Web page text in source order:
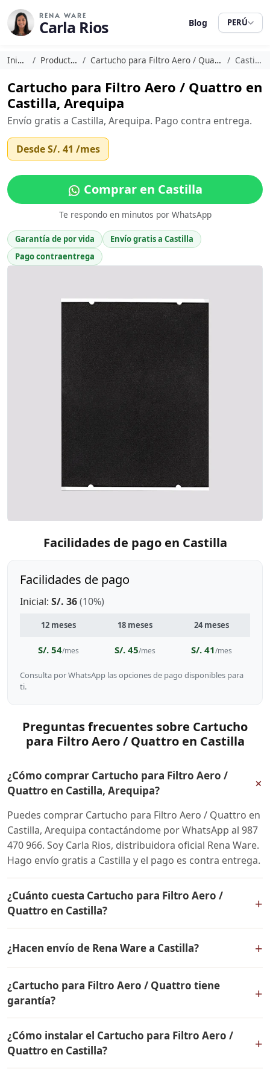
RENA WARE
Carla Rios Blog PERÚ
Inicio Productos Cartucho para Filtro Aero / Quattro Castilla
Cartucho para Filtro Aero / Quattro en
Castilla, Arequipa
Envío gratis a Castilla, Arequipa. Pago contra entrega.
DesdeS/. 41 /mes
Comprar en Castilla
Te respondo en minutos por WhatsApp
Garantía de por vida
Envío gratis a Castilla
Pago contraentrega
Facilidades de pago en Castilla
Facilidades de pago
Inicial: S/. 36(10%)
12 meses 18 meses 24 meses
S/. 54/mes S/. 45/mes S/. 41/mes
Consulta por WhatsApp las opciones de pago disponibles para
ti.
Preguntas frecuentes sobre Cartucho
para Filtro Aero / Quattro en Castilla
¿Cómo comprar Cartucho para Filtro Aero /
Quattro en Castilla, Arequipa?
+
Puedes comprar Cartucho para Filtro Aero / Quattro en
Castilla, Arequipa contactándome por WhatsApp al 987
470 966. Soy Carla Rios, distribuidora oficial Rena Ware.
Hago envío gratis a Castilla y el pago es contra entrega.
¿Cuánto cuesta Cartucho para Filtro Aero /
Quattro en Castilla?
+
mismo en todo el Perú. Contáctame por WhatsApp para
conocer el precio actual, promociones disponibles y
facilidades de pago en cuotas desde el 10% de inicial.
¿Hacen envío de Rena Ware a Castilla? +
Quattro a Castilla, Arequipa y a todo el Perú. El pago es
contra entrega.
¿Cartucho para Filtro Aero / Quattro tiene
garantía?
+
por vida contra defectos de fabricación. Todos los
productos Rena Ware están fabricados en acero
inoxidable quirúrgico 18/10 de la más alta calidad.
¿Cómo instalar el Cartucho para Filtro Aero /
Quattro en Castilla?
+